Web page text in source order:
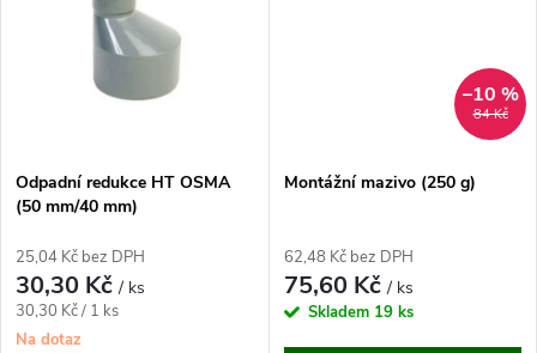
Odpadní redukce HT OSMA
(50 mm/40 mm)
25,04 Kč bez DPH
30,30 Kč/ ks
Měrná
cena:
30,30 Kč / 1 ks
Na dotaz
84 Kč
–10 %
Montážní mazivo (250 g)
62,48 Kč bez DPH
75,60 Kč/ ks
Skladem 19 ks